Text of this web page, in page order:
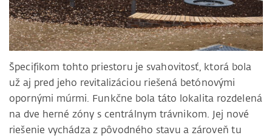
Špecifikom tohto priestoru je svahovitosť, ktorá bola
už aj pred jeho revitalizáciou riešená betónovými
opornými múrmi. Funkčne bola táto lokalita rozdelená
na dve herné zóny s centrálnym trávnikom. Jej nové
riešenie vychádza z pôvodného stavu a zároveň tu